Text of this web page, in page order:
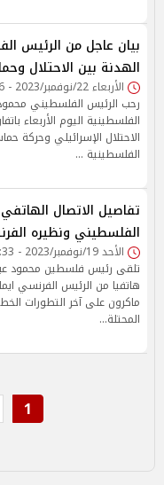
بيان عاجل من الرئيس
الهدنة بين الاحتلال
الأربعاء 22/نوفمبر/2023 - 10:36 ص
رحب الرئيس الفلسطيني
الفلسطينية اليوم الأربعاء
الاحتلال الإسرائيلي وحركة
الفلسطينية …
تفاصيل الاتصال
الفلسطيني ونظيره
الأحد 19/نوفمبر/2023 - 03:33 م
تلقى رئيس فلسطين محمود
هاتفيا من الرئيس الفرنسي
ماكرون على آخر التطورات
المحتلة…
1